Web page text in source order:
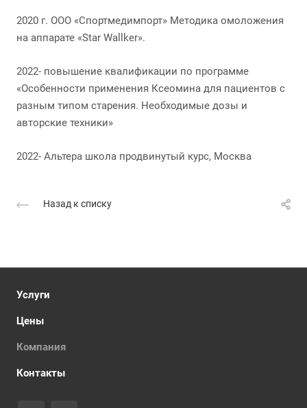
2020 г. ООО «Спортмедимпорт» Методика омоложения
на аппарате «Star Wallker».
2022- повышение квалификации по программе
«Особенности применения Ксеомина для пациентов с
разным типом старения. Необходимые дозы и
авторские техники»
2022- Альтера школа продвинутый курс, Москва
Назад к списку
Услуги
Цены
Компания
Контакты